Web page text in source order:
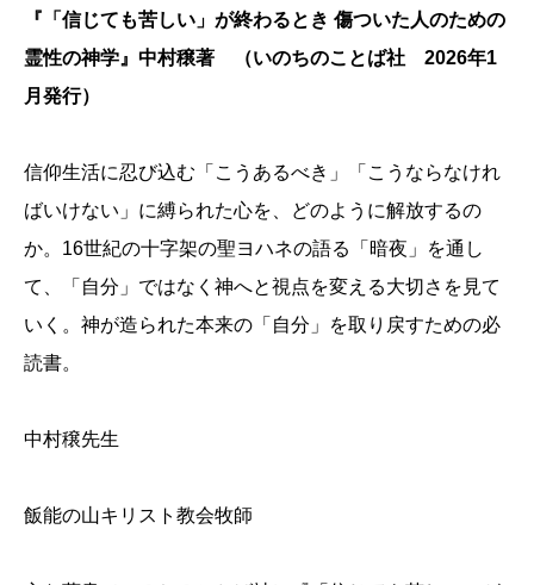
『「信じても苦しい」が終わるとき 傷ついた人のための
霊性の神学』中村穣著 （いのちのことば社 2026年1
月発行）
信仰生活に忍び込む「こうあるべき」「こうならなけれ
ばいけない」に縛られた心を、どのように解放するの
か。16世紀の十字架の聖ヨハネの語る「暗夜」を通し
て、「自分」ではなく神へと視点を変える大切さを見て
いく。神が造られた本来の「自分」を取り戻すための必
読書。
中村穣先生
飯能の山キリスト教会牧師